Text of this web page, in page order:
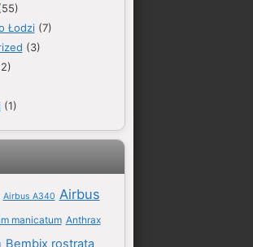
Łodzi(7)
(3)
(1)
Airbus A340 Airbus
manicatum Anthrax
Bembix rostrata